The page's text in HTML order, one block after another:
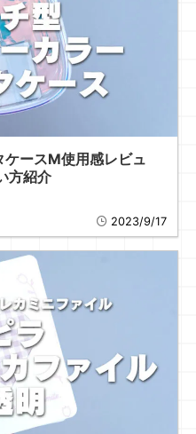
ケースM使用感レビュ
方紹介
2023/9/17